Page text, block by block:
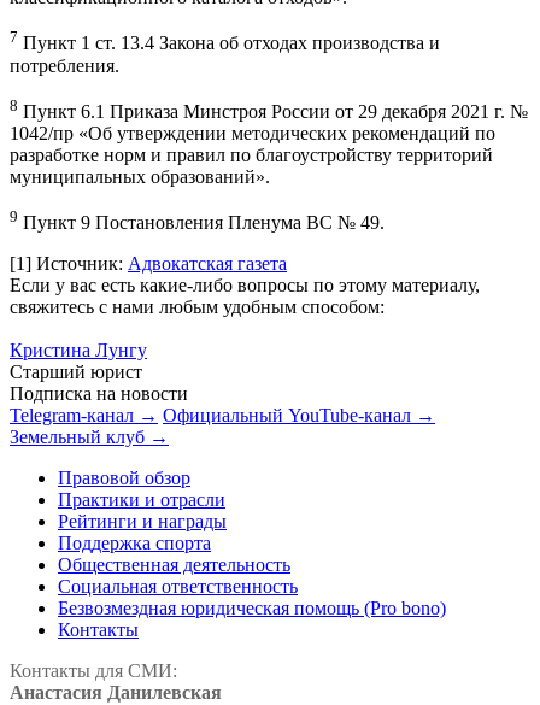
7 Пункт 1 ст. 13.4 Закона об отходах производства и
потребления.
8 Пункт 6.1 Приказа Минстроя России от 29 декабря 2021 г. №
1042/пр «Об утверждении методических рекомендаций по
разработке норм и правил по благоустройству территорий
муниципальных образований».
9 Пункт 9 Постановления Пленума ВС № 49.
[1] Источник: Адвокатская газета
Если у вас есть какие-либо вопросы по этому материалу,
свяжитесь с нами любым удобным способом:
Кристина Лунгу
Старший юрист
Подписка на новости
Telegram-канал → Официальный YouTube-канал →
Земельный клуб →
Правовой обзор
Практики и отрасли
Рейтинги и награды
Поддержка спорта
Общественная деятельность
Социальная ответственность
Безвозмездная юридическая помощь (Pro bono)
Контакты
Контакты для СМИ:
Анастасия Данилевская